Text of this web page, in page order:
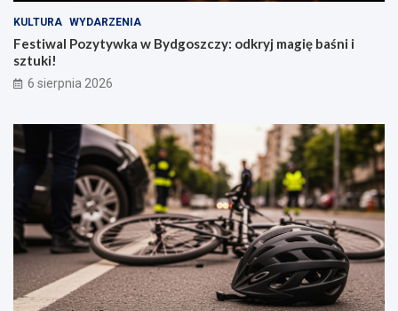
KULTURA WYDARZENIA
Festiwal Pozytywka w Bydgoszczy: odkryj magię baśni i
sztuki!
6 sierpnia 2026